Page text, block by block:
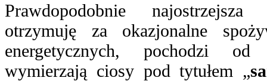
Prawdopodobnie
otrzymuję za okazjonalne
energetycznych, pochodzi
wymierzają ciosy pod tytułem „